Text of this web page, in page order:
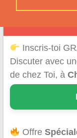
Inscris-toi
Discuter avec
de chez Toi, à
Offre